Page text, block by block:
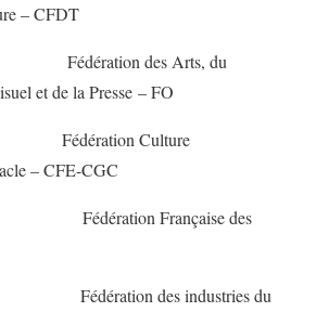
– CFDT
des Arts, du
et de la Presse – FO
Fédération Culture
– CFE-CGC
Française des
des industries du